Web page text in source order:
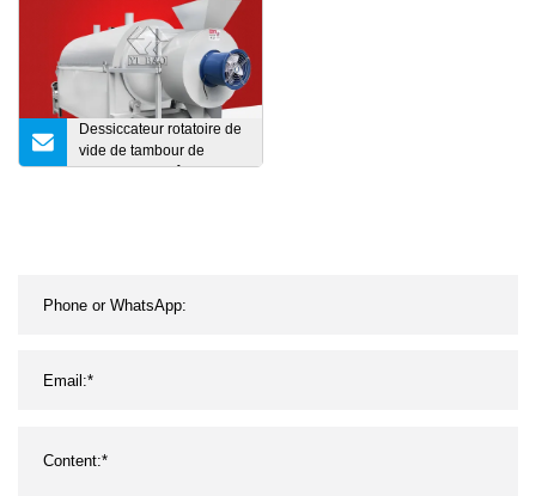
Dessiccateur rotatoire de
vide de tambour de
culbutage de cône de